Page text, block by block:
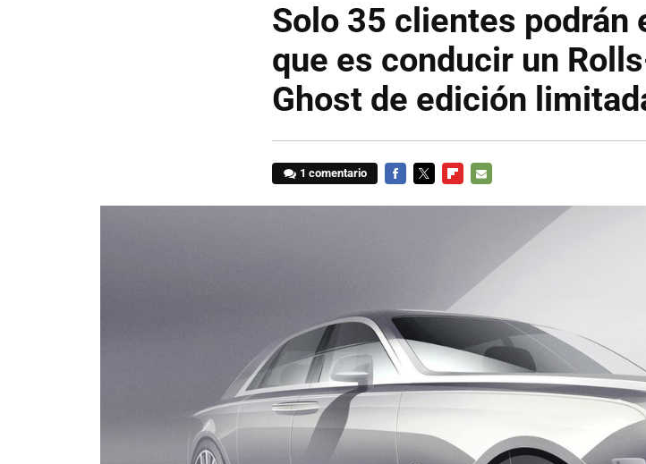
Solo 35 clientes podrán
que es conducir un
Ghost de edición
1 comentario